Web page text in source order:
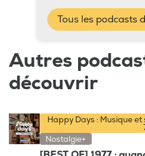
Tous les podcasts
Autres
découvrir
Happy Days : Musique
Nostalgie+